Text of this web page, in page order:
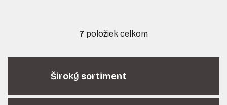
O
l
á
a
7 položiek celkom
Široký sortiment